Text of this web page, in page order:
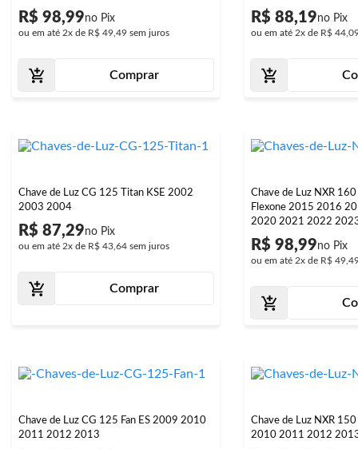
R$ 98,99
ou em até 2x de R$ 49,49 sem juros
Comprar
R$ 88,19
ou em até 2x de R$
Chave de Luz CG 125 Titan KSE 2002
2003 2004
R$ 87,29
ou em até 2x de R$ 43,64 sem juros
Comprar
Chave de Luz NXR
Flexone 2015 2016
2020 2021 2022
R$ 98,99
ou em até 2x de R$
Chave de Luz CG 125 Fan ES 2009 2010
2011 2012 2013
Chave de Luz NXR
2010 2011 2012